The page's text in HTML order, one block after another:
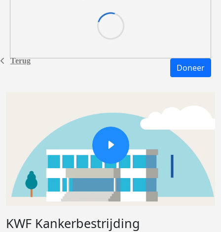
Terug
Doneer
KWF Kankerbestrijding